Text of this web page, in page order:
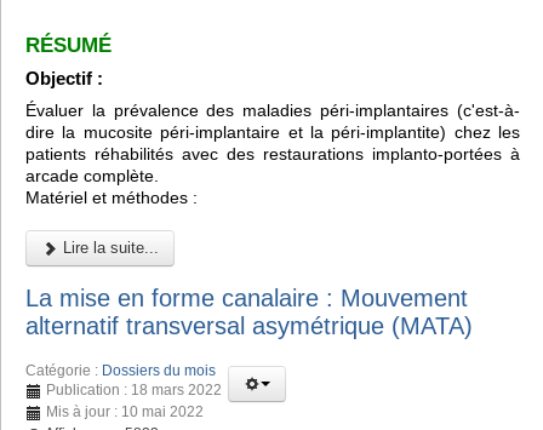
RÉSUMÉ
Objectif :
Évaluer la prévalence des maladies péri-implantaires (c'est-à-
dire la mucosite péri-implantaire et la péri-implantite) chez les
patients réhabilités avec des restaurations implanto-portées à
arcade complète.
Matériel et méthodes :
Lire la suite...
La mise en forme canalaire : Mouvement
alternatif transversal asymétrique (MATA)
Catégorie : Dossiers du mois
Publication : 18 mars 2022
Mis à jour : 10 mai 2022